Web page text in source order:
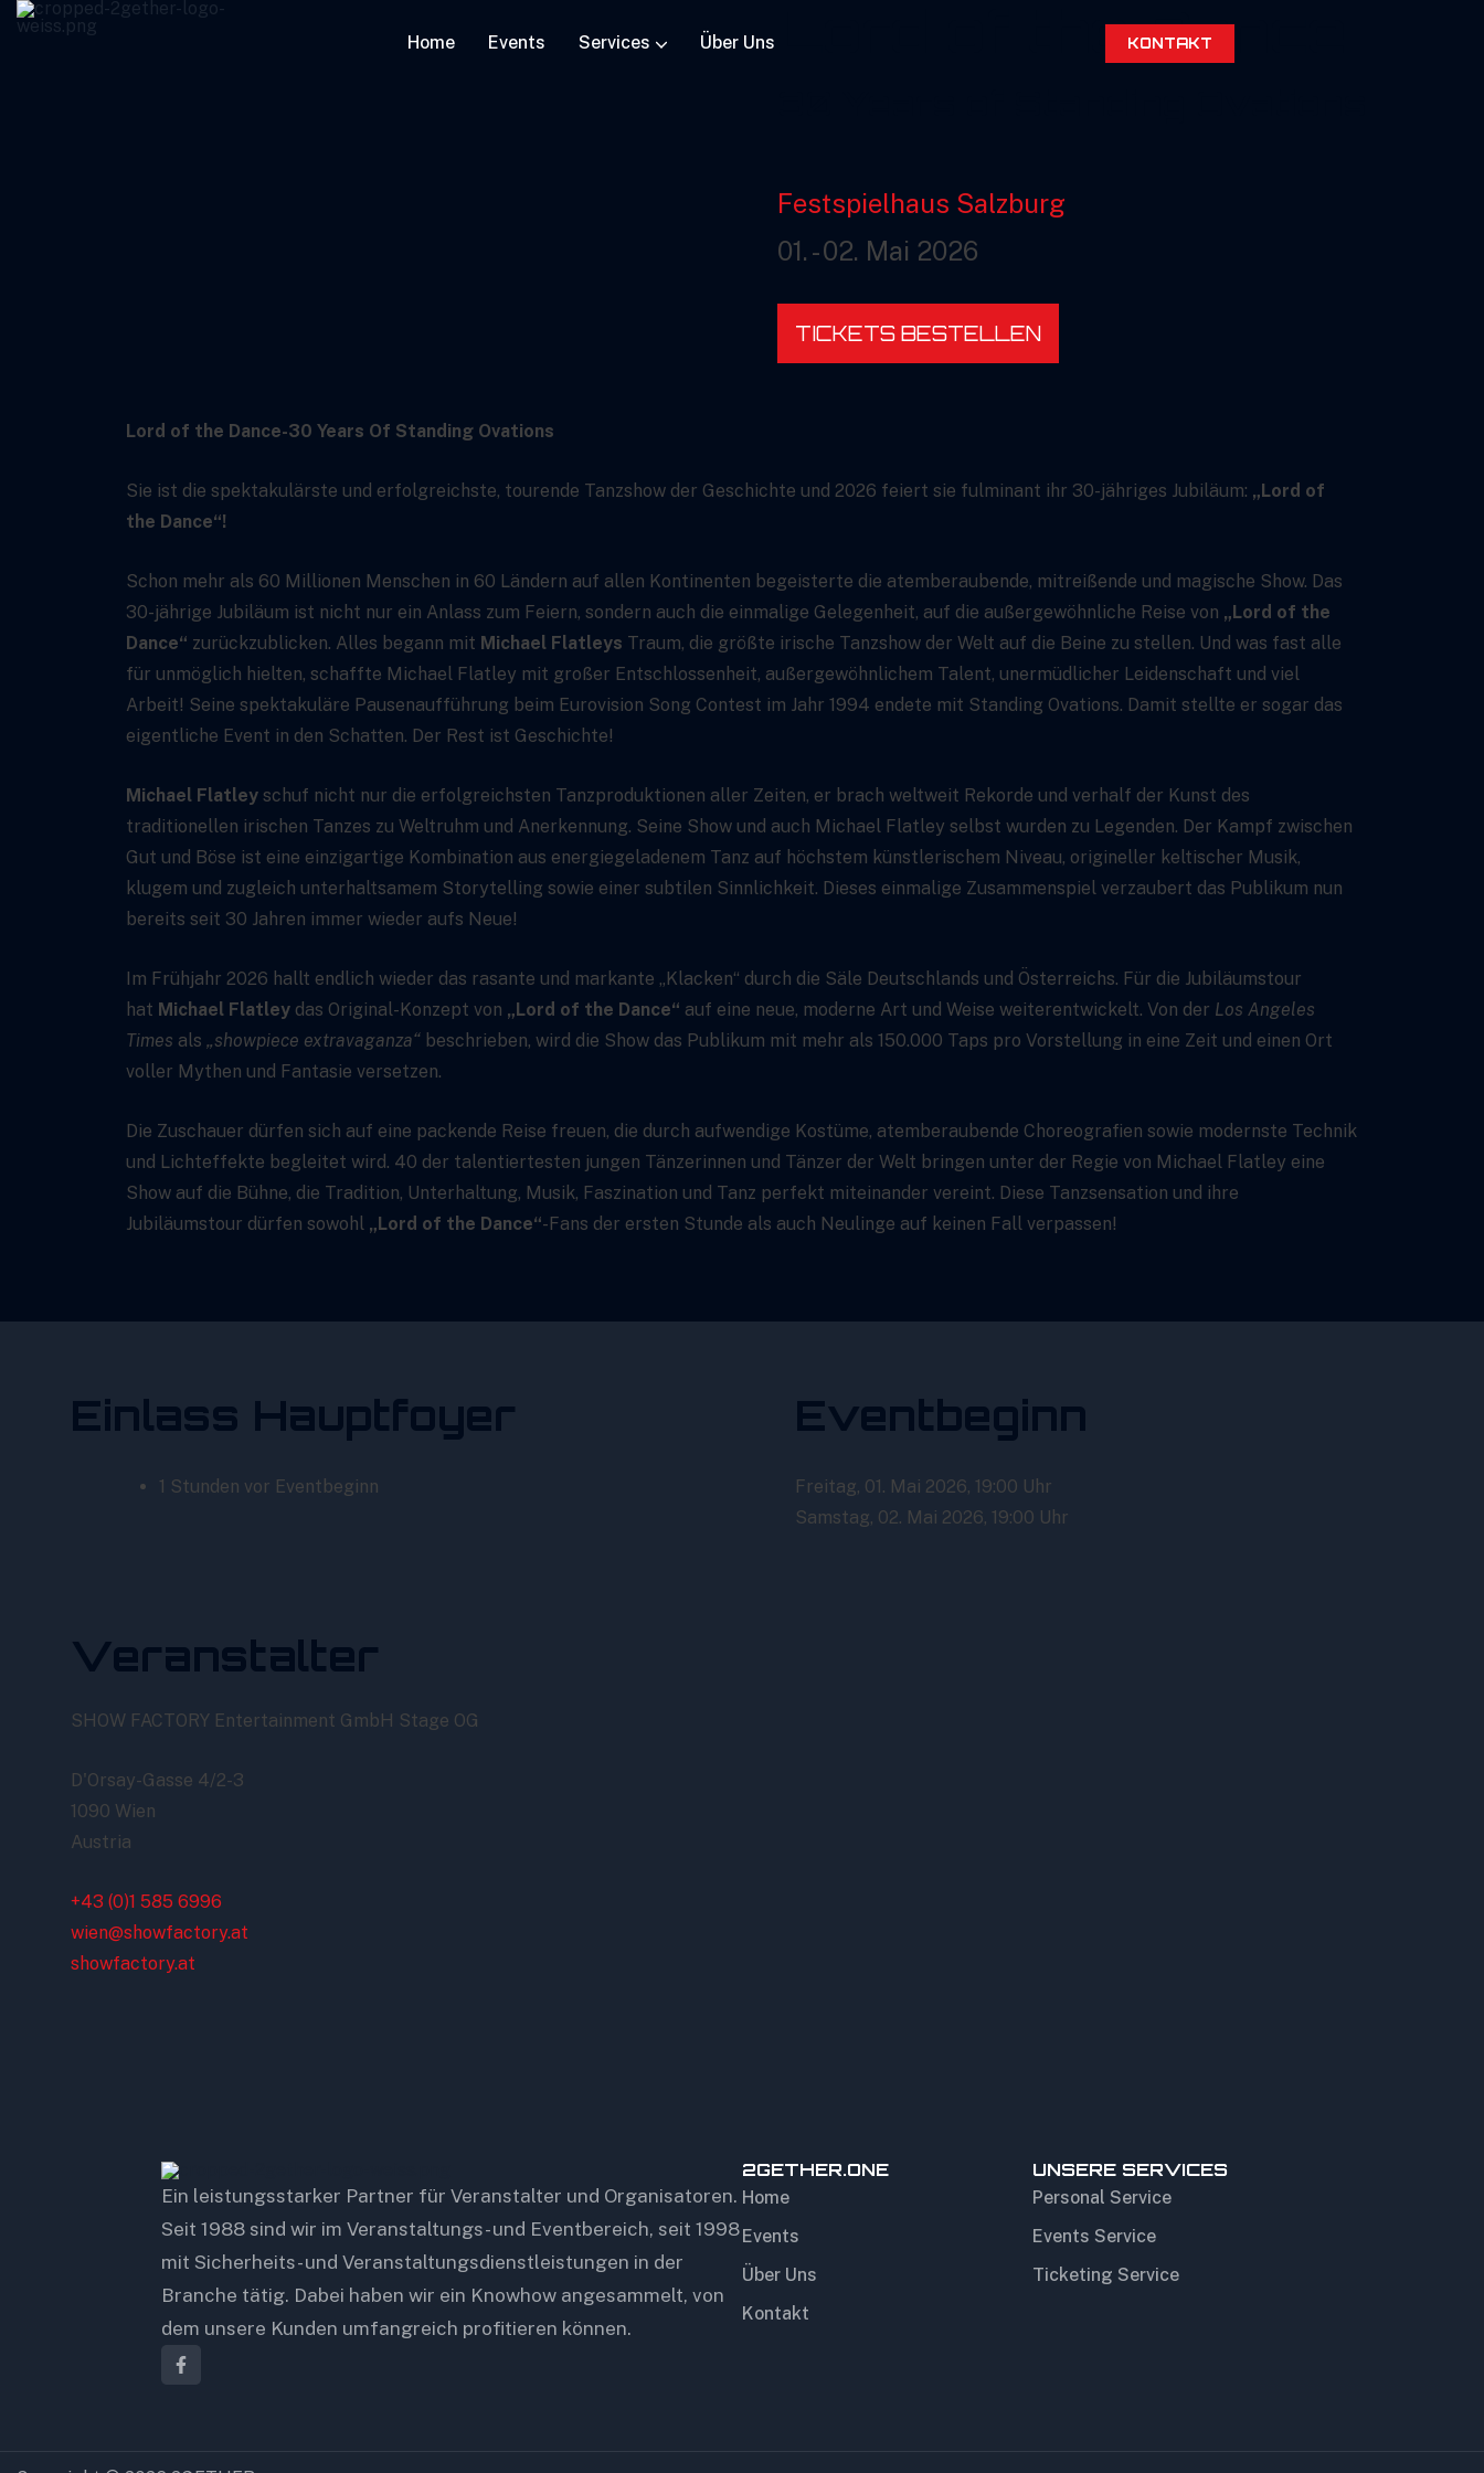
Home Events Services Über Uns KONTAKT
Lord of the Dance
Festspielhaus Salzburg
01. - 02. Mai 2026
TICKETS BESTELLEN
Lord of the Dance-30 Years Of Standing Ovations
Sie ist die spektakulärste und erfolgreichste, tourende Tanzshow der Geschichte und 2026 feiert sie fulminant ihr 30-jähriges Jubiläum: „Lord of
the Dance“!
Schon mehr als 60 Millionen Menschen in 60 Ländern auf allen Kontinenten begeisterte die atemberaubende, mitreißende und magische Show. Das
30-jährige Jubiläum ist nicht nur ein Anlass zum Feiern, sondern auch die einmalige Gelegenheit, auf die außergewöhnliche Reise von „Lord of the
Dance“ zurückzublicken. Alles begann mit Michael Flatleys Traum, die größte irische Tanzshow der Welt auf die Beine zu stellen. Und was fast alle
für unmöglich hielten, schaffte Michael Flatley mit großer Entschlossenheit, außergewöhnlichem Talent, unermüdlicher Leidenschaft und viel
Arbeit! Seine spektakuläre Pausenaufführung beim Eurovision Song Contest im Jahr 1994 endete mit Standing Ovations. Damit stellte er sogar das
eigentliche Event in den Schatten. Der Rest ist Geschichte!
Michael Flatley schuf nicht nur die erfolgreichsten Tanzproduktionen aller Zeiten, er brach weltweit Rekorde und verhalf der Kunst des
traditionellen irischen Tanzes zu Weltruhm und Anerkennung. Seine Show und auch Michael Flatley selbst wurden zu Legenden. Der Kampf zwischen
Gut und Böse ist eine einzigartige Kombination aus energiegeladenem Tanz auf höchstem künstlerischem Niveau, origineller keltischer Musik,
klugem und zugleich unterhaltsamem Storytelling sowie einer subtilen Sinnlichkeit. Dieses einmalige Zusammenspiel verzaubert das Publikum nun
bereits seit 30 Jahren immer wieder aufs Neue!
Im Frühjahr 2026 hallt endlich wieder das rasante und markante „Klacken“ durch die Säle Deutschlands und Österreichs. Für die Jubiläumstour
hat Michael Flatley das Original-Konzept von „Lord of the Dance“ auf eine neue, moderne Art und Weise weiterentwickelt. Von der Los Angeles
Times als „showpiece extravaganza“ beschrieben, wird die Show das Publikum mit mehr als 150.000 Taps pro Vorstellung in eine Zeit und einen Ort
voller Mythen und Fantasie versetzen.
Die Zuschauer dürfen sich auf eine packende Reise freuen, die durch aufwendige Kostüme, atemberaubende Choreografien sowie modernste Technik
und Lichteffekte begleitet wird. 40 der talentiertesten jungen Tänzerinnen und Tänzer der Welt bringen unter der Regie von Michael Flatley eine
Show auf die Bühne, die Tradition, Unterhaltung, Musik, Faszination und Tanz perfekt miteinander vereint. Diese Tanzsensation und ihre
Jubiläumstour dürfen sowohl „Lord of the Dance“-Fans der ersten Stunde als auch Neulinge auf keinen Fall verpassen!
Einlass Hauptfoyer
1 Stunden vor Eventbeginn
Eventbeginn
Freitag, 01. Mai 2026, 19:00 Uhr
Samstag, 02. Mai 2026, 19:00 Uhr
Veranstalter
SHOW FACTORY Entertainment GmbH Stage OG
D'Orsay-Gasse 4/2-3
1090 Wien
Austria
+43 (0)1 585 6996
wien@showfactory.at
showfactory.at
Ein leistungsstarker Partner für Veranstalter und Organisatoren.
Seit 1988 sind wir im Veranstaltungs- und Eventbereich, seit 1998
mit Sicherheits- und Veranstaltungsdienstleistungen in der
Branche tätig. Dabei haben wir ein Knowhow angesammelt, von
dem unsere Kunden umfangreich profitieren können.
2GETHER.ONE
Home
Events
Über Uns
Kontakt
UNSERE SERVICES
Personal Service
Events Service
Ticketing Service